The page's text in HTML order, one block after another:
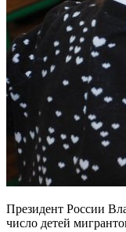
Президент России
число детей